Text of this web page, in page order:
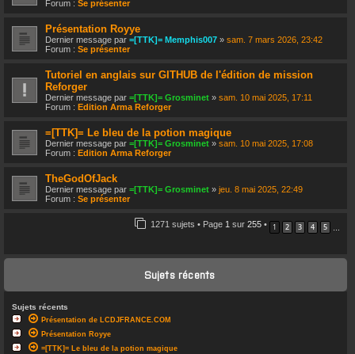
Forum : Se présenter
Présentation Royye
Dernier message par =[TTK]= Memphis007 » sam. 7 mars 2026, 23:42
Forum : Se présenter
Tutoriel en anglais sur GITHUB de l'édition de mission
Reforger
Dernier message par =[TTK]= Grosminet » sam. 10 mai 2025, 17:11
Forum : Edition Arma Reforger
=[TTK]= Le bleu de la potion magique
Dernier message par =[TTK]= Grosminet » sam. 10 mai 2025, 17:08
Forum : Edition Arma Reforger
TheGodOfJack
Dernier message par =[TTK]= Grosminet » jeu. 8 mai 2025, 22:49
Forum : Se présenter
1271 sujets • Page 1 sur 255 • 1 2 3 4 5
Sujets récents
Sujets récents
Présentation de LCDJFRANCE.COM
Présentation Royye
=[TTK]= Le bleu de la potion magique